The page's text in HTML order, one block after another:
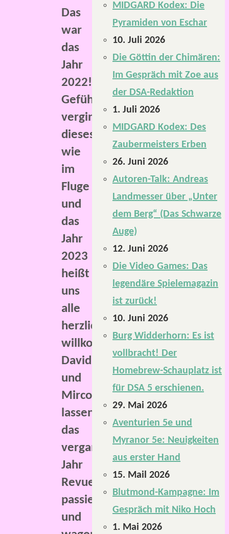
Das
war
das
Jahr
2022!
Gefühlt
verging
dieses
wie
im
Fluge
und
das
Jahr
2023
heißt
uns
alle
herzlich
willkommen.
David
und
Mirco
lassen
das
vergangene
Jahr
Revue
passieren
und
MIDGARD Kodex: Die
Pyramiden von Eschar
10. Juli 2026
Die Göttin der Chimären:
Im Gespräch mit Zoe aus
der DSA-Redaktion
1. Juli 2026
MIDGARD Kodex: Des
Zaubermeisters Erben
26. Juni 2026
Autoren-Talk: Andreas
Landmesser über „Unter
dem Berg“ (Das Schwarze
Auge)
12. Juni 2026
Die Video Games: Das
legendäre Spielemagazin
ist zurück!
10. Juni 2026
Burg Widderhorn: Es ist
vollbracht! Der
Homebrew-Schauplatz ist
für DSA 5 erschienen.
29. Mai 2026
Aventurien 5e und
Myranor 5e: Neuigkeiten
aus erster Hand
15. Mail 2026
Blutmond-Kampagne: Im
Gespräch mit Niko Hoch
1. Mai 2026